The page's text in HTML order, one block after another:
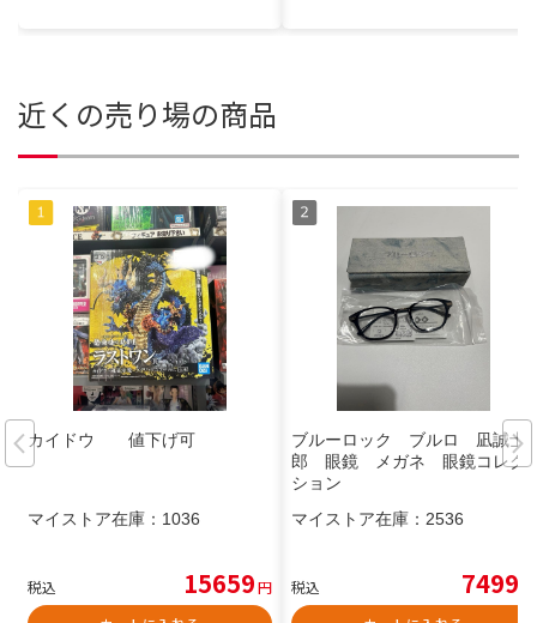
近くの売り場の商品
カイドウ 値下げ可
マイストア在庫： 1036
税込 15659円
ブルーロック ブルロ 凪誠士
郎 眼鏡 メガネ 眼鏡コレク
ション
マイストア在庫： 2536
税込 7499